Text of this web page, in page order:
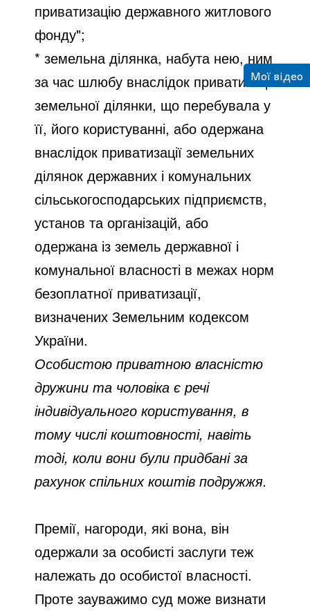
приватизацію державного житлового
фонду";
* земельна ділянка, набута нею, ним
за час шлюбу внаслідок приватизації
земельної ділянки, що перебувала у
її, його користуванні, або одержана
внаслідок приватизації земельних
ділянок державних і комунальних
сільськогосподарських підприємств,
установ та організацій, або
одержана із земель державної і
комунальної власності в межах норм
безоплатної приватизації,
визначених Земельним кодексом
України.
Особистою приватною власністю
дружини та чоловіка є речі
індивідуального користування, в
тому числі коштовності, навіть
тоді, коли вони були придбані за
рахунок спільних коштів подружжя.
Премії, нагороди, які вона, він
одержали за особисті заслуги теж
належать до особистої власності.
Проте зауважимо суд може визнати
Мої відео